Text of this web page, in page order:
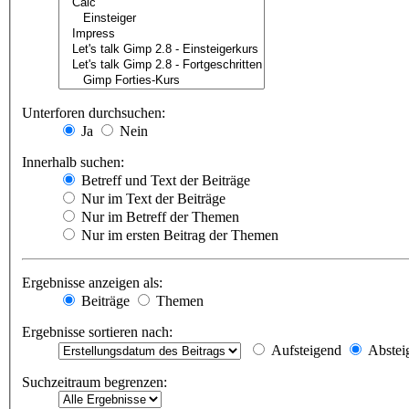
Unterforen durchsuchen:
Ja
Nein
Innerhalb suchen:
Betreff und Text der Beiträge
Nur im Text der Beiträge
Nur im Betreff der Themen
Nur im ersten Beitrag der Themen
Ergebnisse anzeigen als:
Beiträge
Themen
Ergebnisse sortieren nach:
Aufsteigend
Suchzeitraum begrenzen: